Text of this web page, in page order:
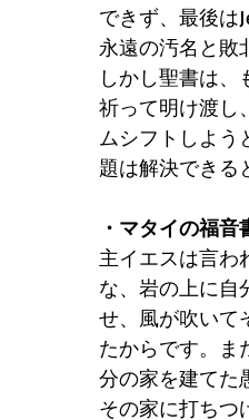
できず、最後は
永遠の汚名と敗
しかし聖書は
祈って明け渡し
ムシフトしよう
題は解決できる
・マタイの福音
主イエスは言わ
な、岩の上に自
せ、風が吹いて
たからです。ま
分の家を建てた
その家に打ちつ